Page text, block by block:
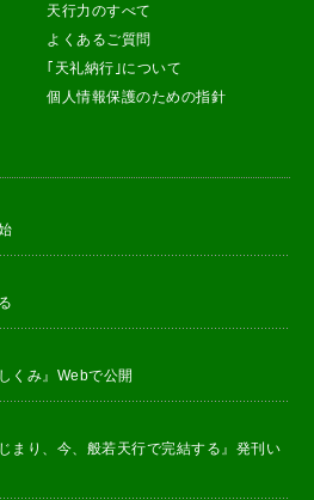
天行力のすべて
よくあるご質問
｢天礼納行｣について
個人情報保護のための指針
くみ』Webで公開
まり、今、般若天行で完結する』発刊い